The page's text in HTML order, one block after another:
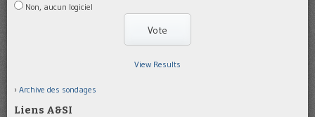
Non, aucun logiciel
View Results
Archive des sondages
Liens A&SI